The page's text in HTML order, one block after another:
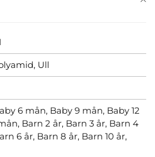
Ull
6 mån, Baby 9 mån, Baby 12
Barn 2 år, Barn 3 år, Barn 4
6 år, Barn 8 år, Barn 10 år,